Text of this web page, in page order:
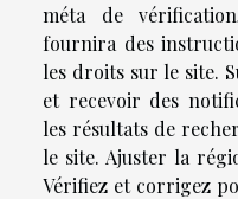
méta de
fournira des
les droits sur le site.
et recevoir des
les résultats de
le site. Ajuster la
Vérifiez et corrigez